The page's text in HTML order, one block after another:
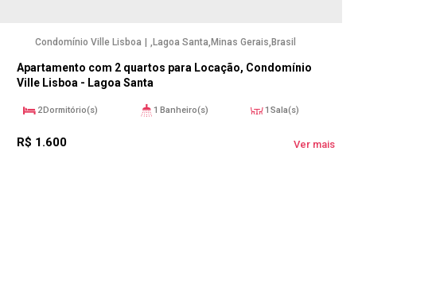
Apartamento com 2 quartos para Locação, Condomínio
Ville Lisboa - Lagoa Santa
R$ 1.600
Condomínio Ville Lisboa Lagoa Santa Minas Gerais Brasil
2Dormitório(s) 1 Banheiro(s) 1 Sala(s)
Ver mais